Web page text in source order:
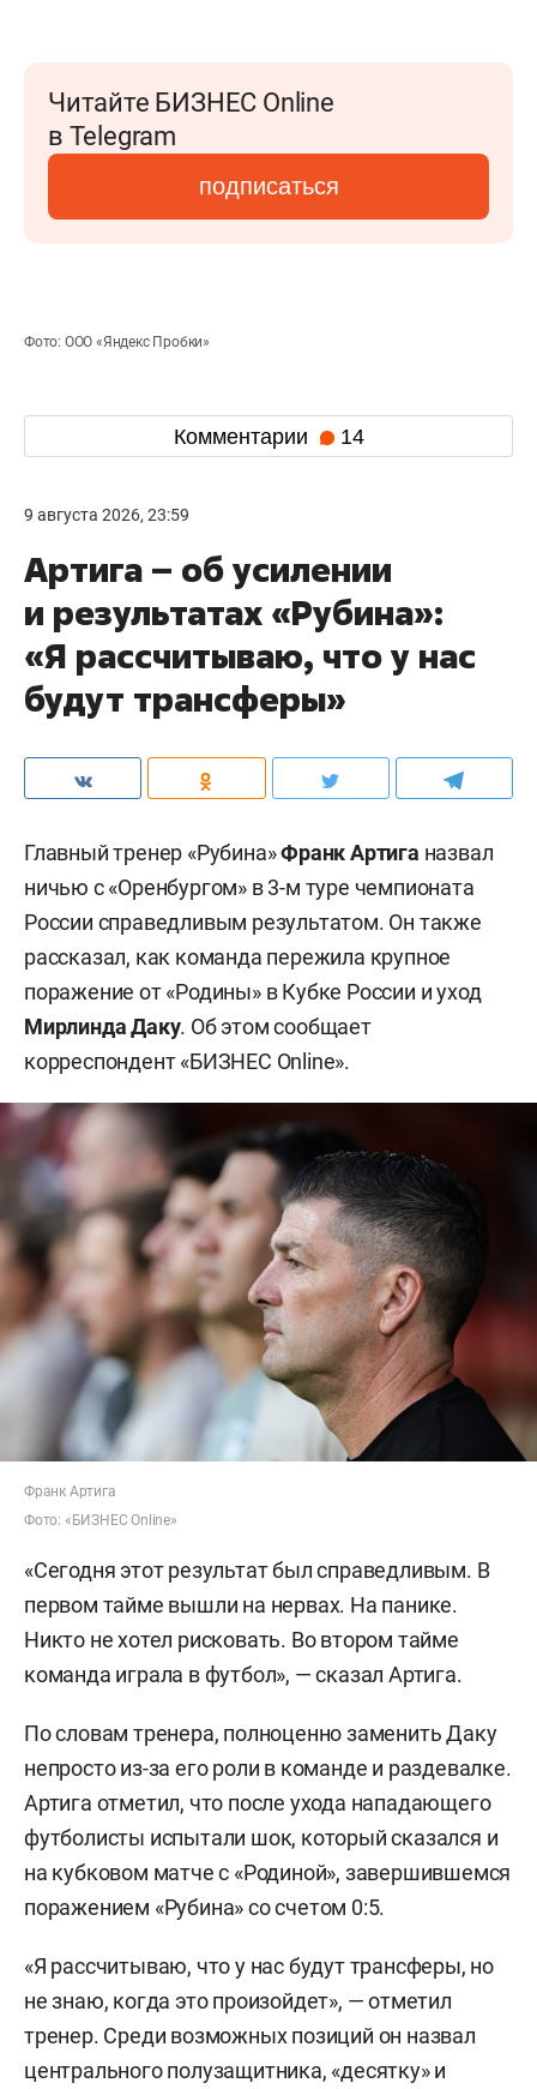
Читайте БИЗНЕС Online
в Telegram
подписаться
Фото: ООО «Яндекс Пробки»
Комментарии 14
9 августа 2026, 23:59
Артига – об усилении
и результатах «Рубина»:
«Я рассчитываю, что у нас
будут трансферы»
Главный тренер «Рубина»Франк Артига назвал
ничью с «Оренбургом» в 3-м туре чемпионата
России справедливым результатом. Он также
рассказал, как команда пережила крупное
поражение от «Родины» в Кубке России и уход
Мирлинда Даку. Об этом сообщает
корреспондент «БИЗНЕС Online».
Франк Артига
Фото: «БИЗНЕС Online»
«Сегодня этот результат был справедливым. В
первом тайме вышли на нервах. На панике.
Никто не хотел рисковать. Во втором тайме
команда играла в футбол», — сказал Артига.
По словам тренера, полноценно заменить Даку
непросто из-за его роли в команде и раздевалке.
Артига отметил, что после ухода нападающего
футболисты испытали шок, который сказался и
на кубковом матче с «Родиной», завершившемся
поражением «Рубина» со счетом 0:5.
«Я рассчитываю, что у нас будут трансферы, но
не знаю, когда это произойдет», — отметил
тренер. Среди возможных позиций он назвал
центрального полузащитника, «десятку» и